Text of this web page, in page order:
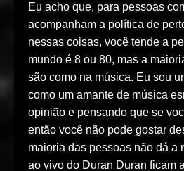
Eu acho que, para pessoas
acompanham a política de
nessas coisas, você tende a
mundo é 8 ou 80, mas a
são como na música. Eu sou
como um amante de música
opinião e pensando que se
então você não pode gostar
maioria das pessoas não dá a
ao vivo do Duran Duran ficam